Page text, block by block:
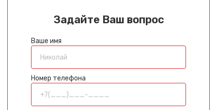
Задайте Ваш вопрос
Ваше имя
Номер телефона